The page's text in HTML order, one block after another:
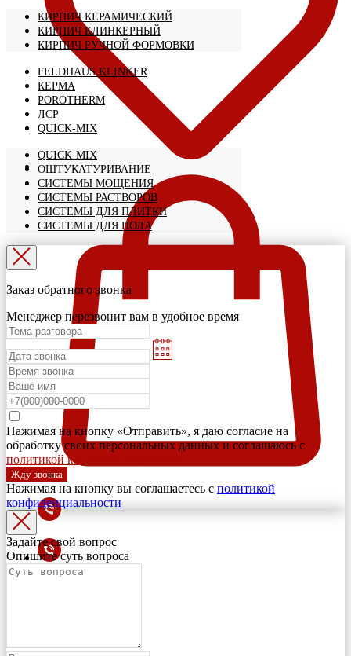
КИРПИЧ КЕРАМИЧЕСКИЙ
КИРПИЧ КЛИНКЕРНЫЙ
КИРПИЧ РУЧНОЙ ФОРМОВКИ
FELDHAUS KLINKER
КЕРМА
POROTHERM
ЛСР
QUICK-MIX
QUICK-MIX
ОШТУКАТУРИВАНИЕ
СИСТЕМЫ МОЩЕНИЯ
СИСТЕМЫ РАСТВОРОВ
СИСТЕМЫ ДЛЯ ПЛИТКИ
СИСТЕМЫ ДЛЯ ПОЛА
Заказ обратного звонка
Менеджер перезвонит вам в удобное время
Нажимая на кнопку «Отправить», я даю согласие на
обработку своих персональных данных и соглашаюсь с
политикой конфиденциальности
Жду звонка
Нажимая на кнопку вы соглашаетесь с политикой
конфиденциальности
Задайте свой вопрос
Опишите суть вопроса